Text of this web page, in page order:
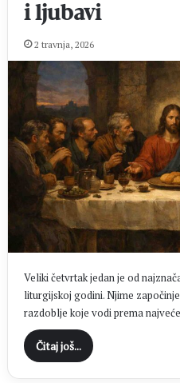
i ljubavi
2 travnja, 2026
Veliki četvrtak jedan je od
liturgijskoj godini. Njime
razdoblje koje vodi prema
Čitaj još...